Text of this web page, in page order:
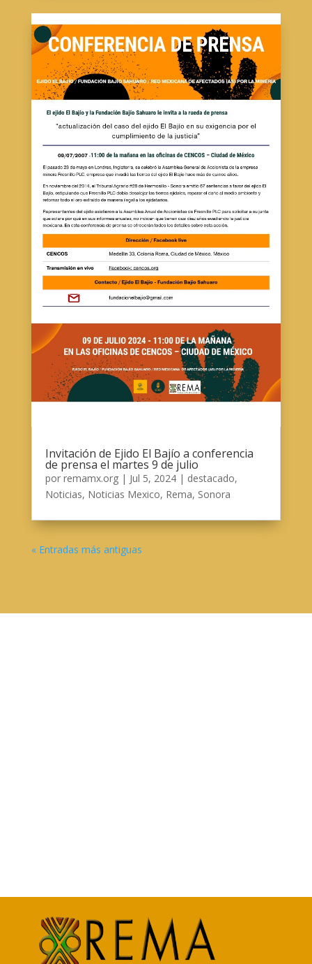
Invitación de Ejido El Bajío a conferencia
de prensa el martes 9 de julio
por remamx.org| Jul 5, 2024| destacado,
Noticias, Noticias Mexico, Rema, Sonora
« Entradas más antiguas